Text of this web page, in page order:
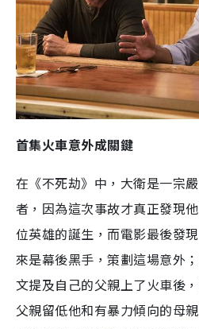
首集火車意外成關鍵
在《不死劫》中，大衛是一宗
者，因為這次事故才真正發現
位英雄的誕生，而電影最後發
來是幕後黑手，策劃這場意外
文提及自己的父親上了火車後
父親留低他和有暴力傾向的母